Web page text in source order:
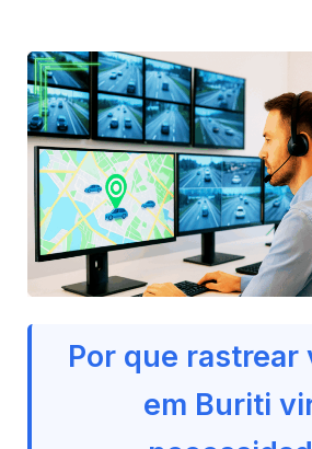
Por que rastrear
em Buriti